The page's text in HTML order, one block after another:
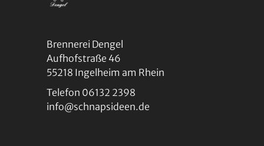
Brennerei Dengel
Aufhofstraße 46
55218 Ingelheim am Rhein
Telefon 06132 2398
info@schnapsideen.de